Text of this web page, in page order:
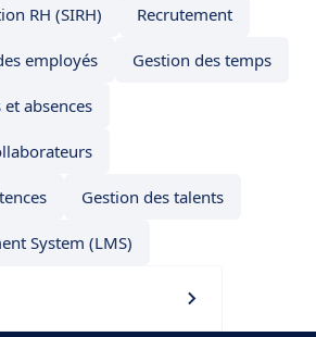
RH (SIRH) Recrutement
employés Gestion des temps
absences
Gestion des talents
System (LMS)